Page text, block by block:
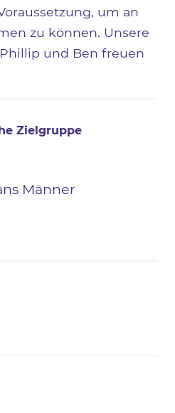
um an
zu können. Unsere
und Ben freuen
Zielgruppe
Männer